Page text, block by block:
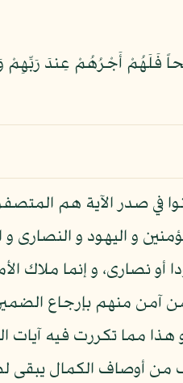
فَلَهُمْ أَجْرُهُمْ عِندَ
في صدر الآية هم
و اليهود و النصارى و
أو نصارى، و إنما ملاك
من آمن منهم بإرجاع
هذا مما تكررت فيه آيات
من أوصاف الكمال يبقى